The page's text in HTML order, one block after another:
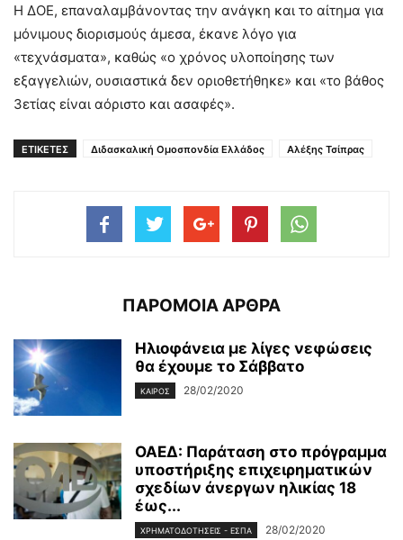
Η ΔΟΕ, επαναλαμβάνοντας την ανάγκη και το αίτημα για
μόνιμους διορισμούς άμεσα, έκανε λόγο για
«τεχνάσματα», καθώς «ο χρόνος υλοποίησης των
εξαγγελιών, ουσιαστικά δεν οριοθετήθηκε» και «το βάθος
3ετίας είναι αόριστο και ασαφές».
ΕΤΙΚΕΤΕΣ Διδασκαλική Ομοσπονδία Ελλάδος Αλέξης Τσίπρας
ΠΑΡΟΜΟΙΑ ΑΡΘΡΑ
Ηλιοφάνεια με λίγες νεφώσεις
θα έχουμε το Σάββατο
ΚΑΙΡΌΣ 28/02/2020
ΟΑΕΔ: Παράταση στο πρόγραμμα
υποστήριξης επιχειρηματικών
σχεδίων άνεργων ηλικίας 18
έως...
ΧΡΗΜΑΤΟΔΟΤΉΣΕΙΣ - ΕΣΠΑ 28/02/2020